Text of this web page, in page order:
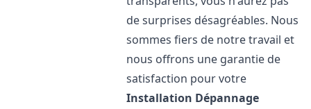
de surprises désagréables. Nous
sommes fiers de notre travail et
nous offrons une garantie de
satisfaction pour votre
Installation Dépannage